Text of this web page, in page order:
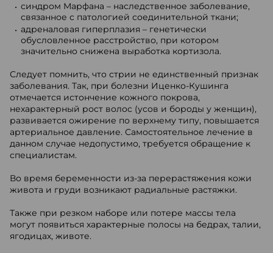
синдром Марфана – наследственное заболевание,
связанное с патологией соединительной ткани;
адреналовая гиперплазия – генетически
обусловленное расстройство, при котором
значительно снижена выработка кортизола.
Следует помнить, что стрии не единственный признак
заболевания. Так, при болезни Иценко-Кушинга
отмечается истончение кожного покрова,
нехарактерный рост волос (усов и бороды у женщин),
развивается ожирение по верхнему типу, повышается
артериальное давление. Самостоятельное лечение в
данном случае недопустимо, требуется обращение к
специалистам.
Во время беременности из-за перерастяжения кожи
живота и груди возникают радиальные растяжки.
Также при резком наборе или потере массы тела
могут появиться характерные полосы на бедрах, талии,
ягодицах, животе.